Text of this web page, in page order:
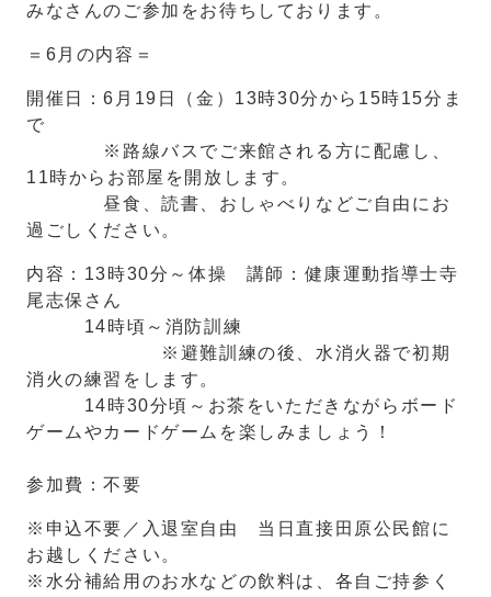
みなさんのご参加をお待ちしております。
＝6月の内容＝
開催日：6月19日（金）13時30分から15時15分ま
で
※路線バスでご来館される方に配慮し、
11時からお部屋を開放します。
昼食、読書、おしゃべりなどご自由にお
過ごしください。
内容：13時30分～体操 講師：健康運動指導士寺
尾志保さん
14時頃～消防訓練
※避難訓練の後、水消火器で初期
消火の練習をします。
14時30分頃～お茶をいただきながらボード
ゲームやカードゲームを楽しみましょう！
参加費：不要
※申込不要／入退室自由 当日直接田原公民館に
お越しください。
※水分補給用のお水などの飲料は、各自ご持参く